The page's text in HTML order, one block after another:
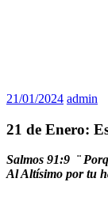
21/01/2024 admin
21 de Enero:
Salmos 91:9 ¨
Al Altísimo por tu